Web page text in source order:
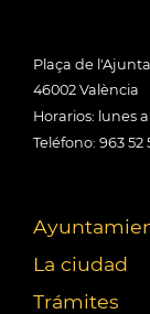
Plaça de
46002 València
Horarios: lunes
Teléfono: 963 52
La ciudad
Trámites